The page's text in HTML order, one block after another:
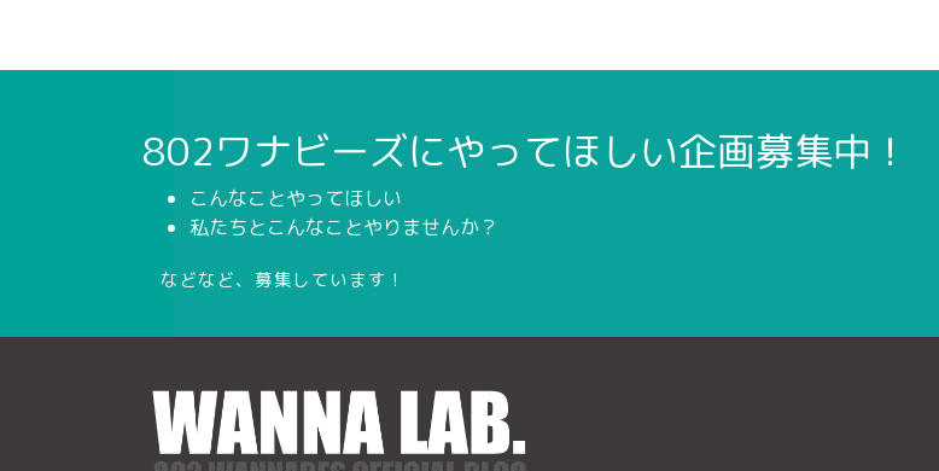
802ワナビーズにやってほしい企画募集中！
こんなことやってほしい
私たちとこんなことやりませんか？
などなど、募集しています！